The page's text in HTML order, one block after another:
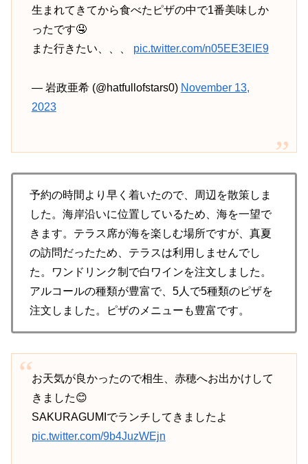
生まれてきてから食べたピザの中で1番美味しか
ったです🤤
また行きたい、、、 pic.twitter.com/n05EE3ElE9
— 岩政亜希 (@hatfullofstars0) November 13,
2023
予約の時間より早く着いたので、周辺を散策しま
した。海岸沿いに位置しているため、海を一望で
きます。テラス席が海を楽しむ場所ですが、真夏
の訪問だったため、テラスは利用しませんでし
た。ワンドリンク制で白ワインを注文しました。
アルコールの種類が豊富で、5人で5種類のピザを
注文しました。ピザのメニューも豊富です。
お天気が良かったので相生、赤穂へお出かけして
きました😊
SAKURAGUMIでランチしてきましたよ
pic.twitter.com/9b4JuzWEjn